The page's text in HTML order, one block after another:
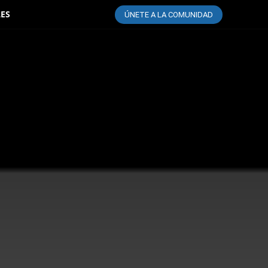
ÚNETE A LA COMUNIDAD